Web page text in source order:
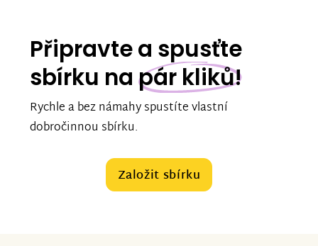
Připravte a spusťte
sbírku na pár kliků!
Rychle a bez námahy spustíte vlastní
dobročinnou sbírku.
Založit sbírku